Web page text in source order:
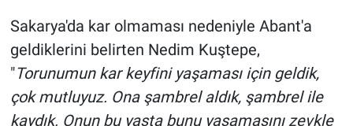
Sakarya'da kar olmaması nedeniyle Abant'a
geldiklerini belirten Nedim Kuştepe,
"Torunumun kar keyfini yaşaması için geldik,
çok mutluyuz. Ona şambrel aldık, şambrel ile
kaydık. Onun bu yaşta bunu yaşamasını zevkle